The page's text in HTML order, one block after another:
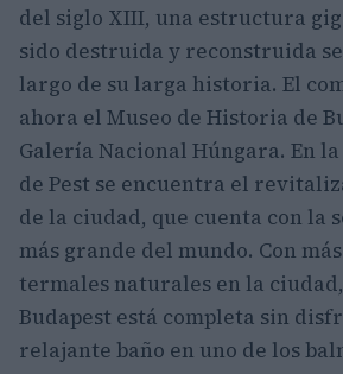
del siglo XIII, una estructura
sido destruida y reconstruida
largo de su larga historia. El
ahora el Museo de Historia de
Galería Nacional Húngara. En
de Pest se encuentra el
de la ciudad, que cuenta con la
más grande del mundo. Con
termales naturales en la
Budapest está completa sin
relajante baño en uno de los